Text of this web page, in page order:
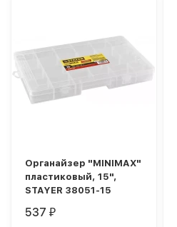
Органайзер "MINIMAX"
пластиковый, 15",
STAYER 38051-15
537₽